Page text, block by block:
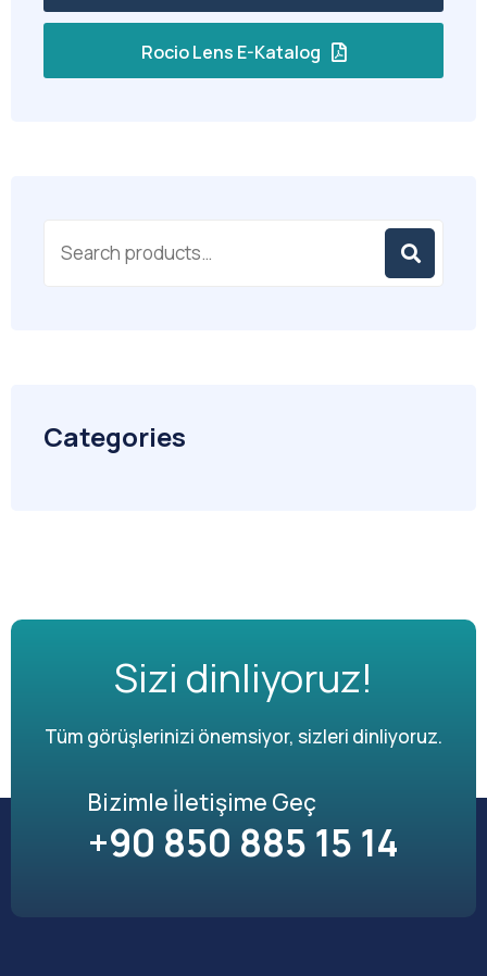
Rocio Lens E-Katalog
Categories
Sizi dinliyoruz!
Tüm görüşlerinizi önemsiyor, sizleri dinliyoruz.
Bizimle İletişime Geç
+90 850 885 15 14